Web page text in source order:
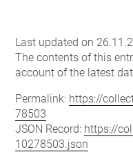
Last updated on
The contents of this
account of the latest
Permalink: https://
78503
JSON Record: https://
10278503.json